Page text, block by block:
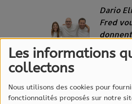
Les informations
collectons
Nous utilisons des cookies pour
fonctionnalités proposés sur notre
20127
Dario
Fred
matins
Wake-